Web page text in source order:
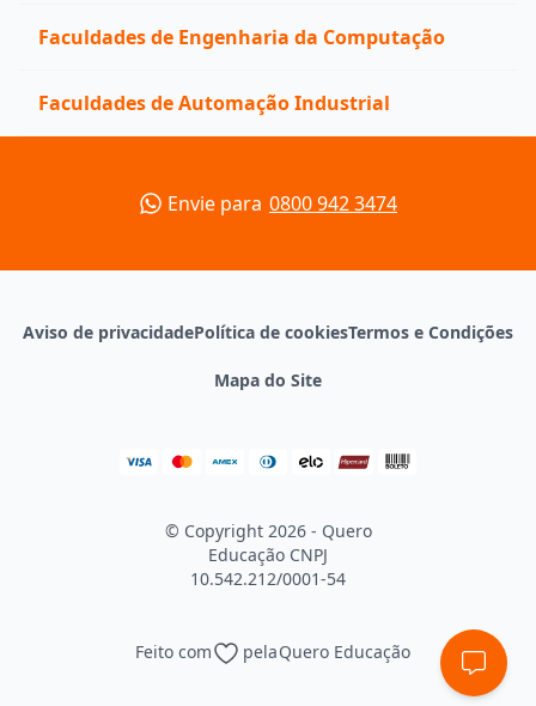
Faculdades de Engenharia da Computação
Faculdades de Automação Industrial
Envie para 0800 942 3474
Aviso de privacidadePolítica de cookiesTermos e Condições
Mapa do Site
© Copyright 2026 - Quero
Educação CNPJ
10.542.212/0001-54
Feito com pelaQuero Educação